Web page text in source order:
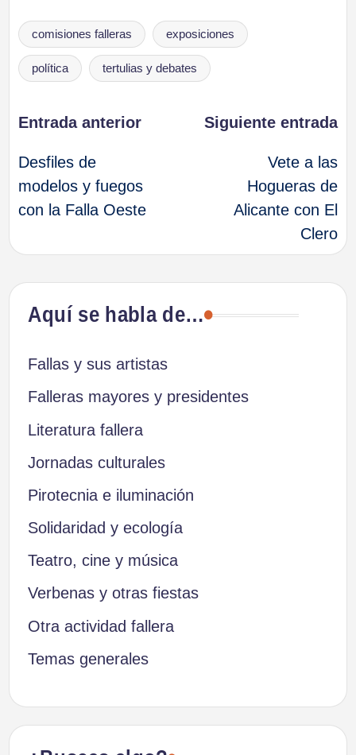
Etiquetas:
comisiones falleras exposiciones
política tertulias y debates
Navegación
de
entradas
Entrada anterior
Desfiles de
modelos y fuegos
con la Falla Oeste
Siguiente entrada
Vete a las
Hogueras de
Alicante con El
Clero
Aquí se habla de…
Fallas y sus artistas
Falleras mayores y presidentes
Literatura fallera
Jornadas culturales
Pirotecnia e iluminación
Solidaridad y ecología
Teatro, cine y música
Verbenas y otras fiestas
Otra actividad fallera
Temas generales